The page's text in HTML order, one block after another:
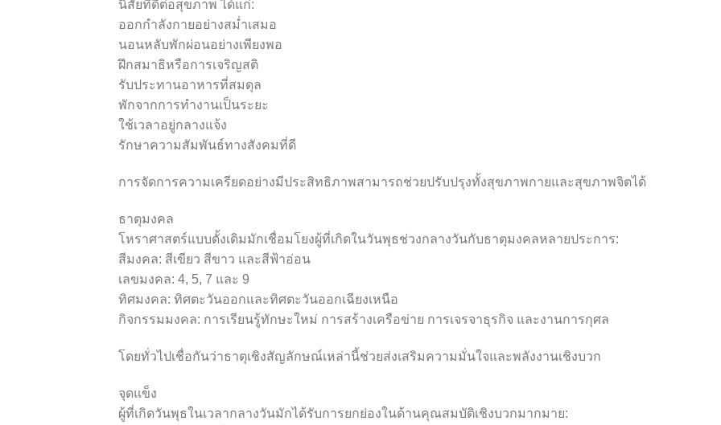
นิสัยที่ดีต่อสุขภาพ ได้แก่:
ออกกำลังกายอย่างสม่ำเสมอ
นอนหลับพักผ่อนอย่างเพียงพอ
ฝึกสมาธิหรือการเจริญสติ
รับประทานอาหารที่สมดุล
พักจากการทำงานเป็นระยะ
ใช้เวลาอยู่กลางแจ้ง
รักษาความสัมพันธ์ทางสังคมที่ดี
การจัดการความเครียดอย่างมีประสิทธิภาพสามารถช่วยปรับปรุงทั้งสุขภาพกายและสุขภาพจิตได้
ธาตุมงคล
โหราศาสตร์แบบดั้งเดิมมักเชื่อมโยงผู้ที่เกิดในวันพุธช่วงกลางวันกับธาตุมงคลหลายประการ:
สีมงคล: สีเขียว สีขาว และสีฟ้าอ่อน
เลขมงคล: 4, 5, 7 และ 9
ทิศมงคล: ทิศตะวันออกและทิศตะวันออกเฉียงเหนือ
กิจกรรมมงคล: การเรียนรู้ทักษะใหม่ การสร้างเครือข่าย การเจรจาธุรกิจ และงานการกุศล
โดยทั่วไปเชื่อกันว่าธาตุเชิงสัญลักษณ์เหล่านี้ช่วยส่งเสริมความมั่นใจและพลังงานเชิงบวก
จุดแข็ง
ผู้ที่เกิดวันพุธในเวลากลางวันมักได้รับการยกย่องในด้านคุณสมบัติเชิงบวกมากมาย: